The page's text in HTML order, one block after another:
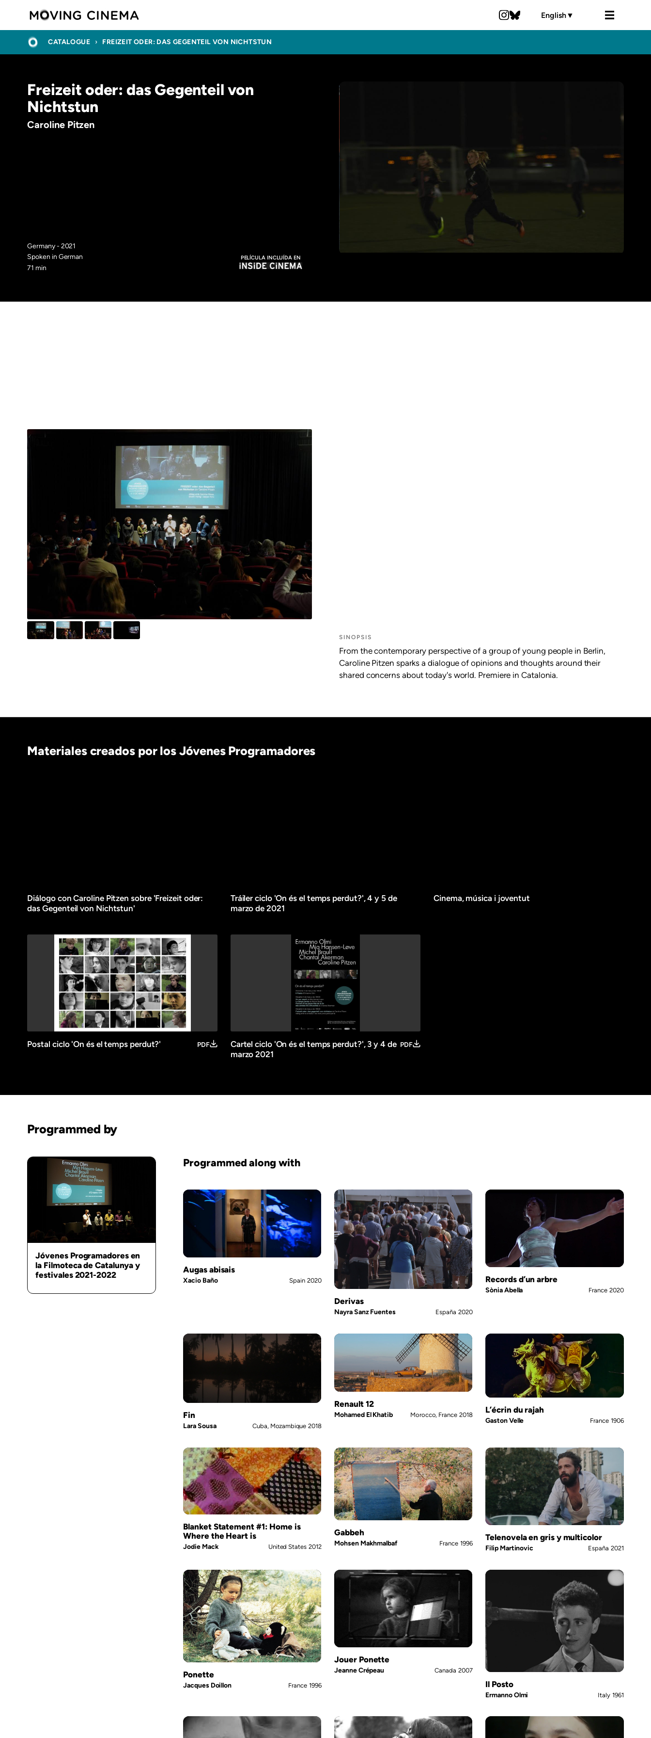
main
content
English▼
BREADCRUMB
HOME
CATALOGUE FREIZEIT ODER: DAS GEGENTEIL VON NICHTSTUN
Freizeit oder: das Gegenteil von
Nichtstun
Caroline Pitzen
Germany - 2021
Spoken in German
71 min
PELÍCULA INCLUÍDA EN
SINOPSIS
From the contemporary perspective of a group of young people in Berlin,
Caroline Pitzen sparks a dialogue of opinions and thoughts around their
shared concerns about today's world. Premiere in Catalonia.
Materiales creados por los Jóvenes Programadores
Diálogo con Caroline Pitzen sobre 'Freizeit oder:
das Gegenteil von Nichtstun'
Tráiler ciclo 'On és el temps perdut?', 4 y 5 de
marzo de 2021
Cinema, música i joventut
Postal ciclo 'On és el temps perdut?' PDF
Cartel ciclo 'On és el temps perdut?', 3 y 4 de
marzo 2021
PDF
Programmed by
Jóvenes Programadores en
la Filmoteca de Catalunya y
festivales 2021-2022
Programmed along with
Augas abisais
Xacio Baño Spain 2020
Derivas
Nayra Sanz Fuentes España 2020
Records d’un arbre
Sònia Abella France 2020
Fin
Lara Sousa Cuba, Mozambique 2018
Renault 12
Mohamed El Khatib Morocco, France 2018
L’écrin du rajah
Gaston Velle France 1906
Blanket Statement #1: Home is
Where the Heart is
Jodie Mack United States 2012
Gabbeh
Mohsen Makhmalbaf France 1996
Telenovela en gris y multicolor
Filip Martinovic España 2021
Ponette
Jacques Doillon France 1996
Jouer Ponette
Jeanne Crépeau Canada 2007
Il Posto
Ermanno Olmi Italy 1961